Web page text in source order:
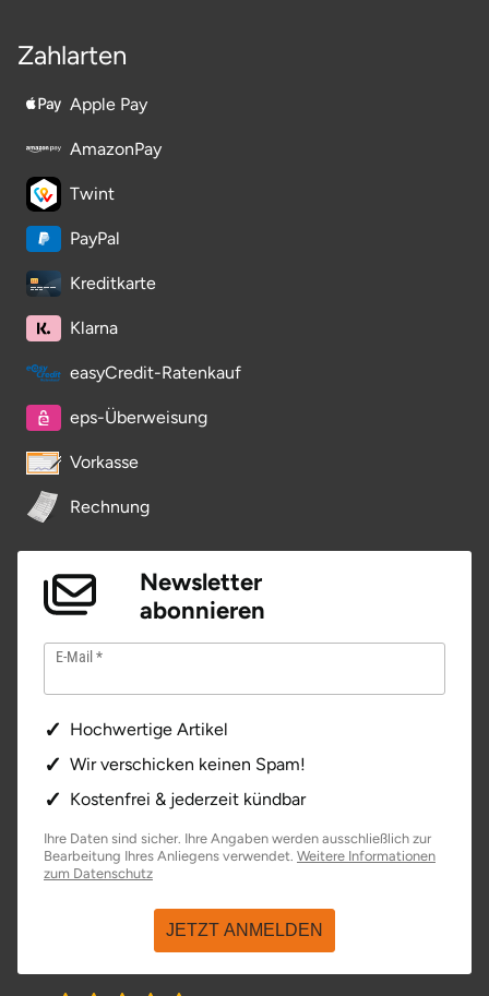
Zahlarten
Apple Pay
AmazonPay
Twint
PayPal
Kreditkarte
Klarna
easyCredit-Ratenkauf
eps-Überweisung
Vorkasse
Rechnung
Newsletter
abonnieren
E-Mail
Hochwertige Artikel
Wir verschicken keinen Spam!
Kostenfrei & jederzeit kündbar
Ihre Daten sind sicher. Ihre Angaben werden ausschließlich zur
Bearbeitung Ihres Anliegens verwendet. Weitere Informationen
zum Datenschutzöffnet in neuem Fenster
JETZT ANMELDEN